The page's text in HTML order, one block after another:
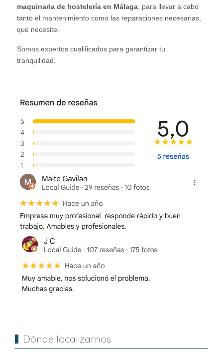
maquinaria de hostelería en Málaga , para llevar a cabo
tanto el mantenimiento como las reparaciones necesarias,
que necesite.
Somos expertos cualificados para garantizar tu
tranquilidad.
Dónde localizarnos